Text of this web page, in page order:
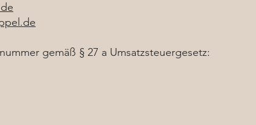
gemäß § 27 a Umsatzsteuergesetz: